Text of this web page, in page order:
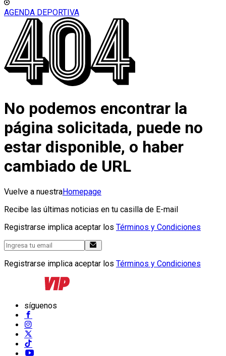
AGENDA DEPORTIVA
No podemos encontrar la
página solicitada, puede no
estar disponible, o haber
cambiado de URL
Vuelve a nuestraHomepage
Recibe las últimas noticias en tu casilla de E-mail
Registrarse implica aceptar los Términos y Condiciones
Registrarse implica aceptar los Términos y Condiciones
síguenos